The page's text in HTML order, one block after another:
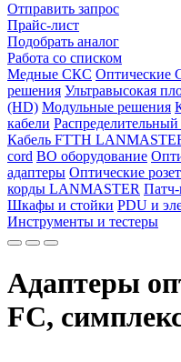
Отправить запрос
Прайс-лист
Подобрать аналог
Работа со списком
Медные СКС Оптические
решения Ультравысокая
(HD) Модульные решения
кабели Распределительный
Кабель FTTH
cord ВО оборудование
адаптеры Оптические
корды LANMASTER
Шкафы и стойки PDU и
Инструменты и тестеры
Адаптеры
FC,